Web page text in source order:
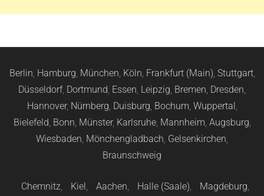
Berlin, Hamburg, München, Köln, Frankfurt (Main), Stuttgart,
Düsseldorf, Dortmund, Essen, Leipzig, Bremen, Dresden,
Hannover, Nürnberg, Duisburg, Bochum, Wuppertal,
Bielefeld, Bonn, Münster, Karlsruhe, Mannheim, Augsburg,
Wiesbaden, Mönchengladbach, Gelsenkirchen,
Braunschweig
Chemnitz, Kiel, Aachen, Halle (Saale), Magdeburg,